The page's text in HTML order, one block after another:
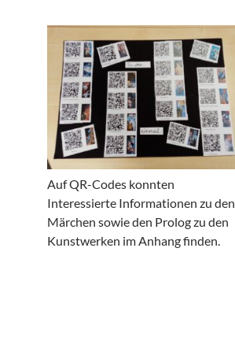
Auf QR-Codes konnten
Interessierte Informationen zu den
Märchen sowie den Prolog zu den
Kunstwerken im Anhang finden.